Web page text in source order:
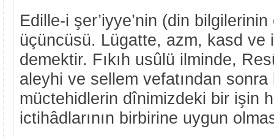
Edille-i şer’iyye’nin (din
üçüncüsü. Lügatte, azm, kasd ve
demektir. Fıkıh usûlü ilminde,
aleyhi ve sellem vefatından sonra
müctehidlerin dînimizdeki bir işin
ictihâdlarının birbirine uygun